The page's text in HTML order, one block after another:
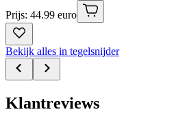
Prijs: 44.99 euro
Bekijk alles in tegelsnijder
Klantreviews